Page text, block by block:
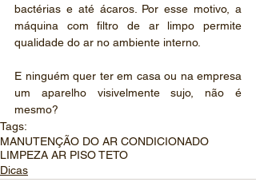
bactérias e até ácaros. Por esse motivo, a
máquina com filtro de ar limpo permite
qualidade do ar no ambiente interno.
E ninguém quer ter em casa ou na empresa
um aparelho visivelmente sujo, não é
mesmo?
Tags:
MANUTENÇÃO DO AR CONDICIONADO
LIMPEZA AR PISO TETO
Dicas